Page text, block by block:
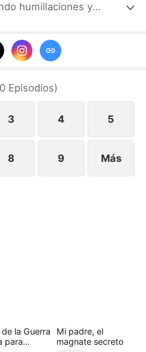
humillaciones y
y el único heredero
Tras el divorcio, Mateo
enfrenta las
y de haber
despreciaron.
Episodios)
3 4 5
8 9 Más
de la Guerra
para
Mi padre, el
magnate secreto